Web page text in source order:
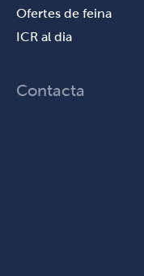
Ofertes de feina
ICR al dia
Contacta